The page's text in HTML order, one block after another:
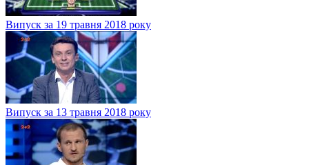
Випуск за 19 травня 2018 року
Випуск за 13 травня 2018 року